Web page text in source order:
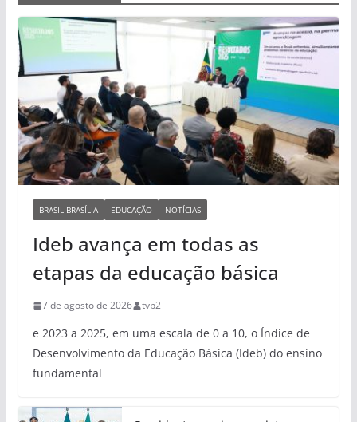
BRASIL BRASÍLIA EDUCAÇÃO NOTÍCIAS
Ideb avança em todas as
etapas da educação básica
7 de agosto de 2026 tvp2
e 2023 a 2025, em uma escala de 0 a 10, o Índice de
Desenvolvimento da Educação Básica (Ideb) do ensino
fundamental